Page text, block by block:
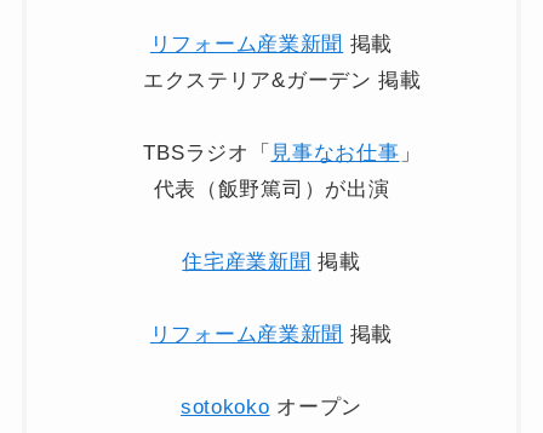
リフォーム産業新聞 掲載
エクステリア&ガーデン 掲載
TBSラジオ「 見事なお仕事 」
代表（飯野篤司）が出演
住宅産業新聞 掲載
リフォーム産業新聞 掲載
sotokoko オープン